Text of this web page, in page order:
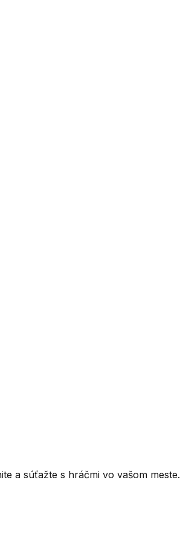
a súťažte s hráčmi vo vašom meste.